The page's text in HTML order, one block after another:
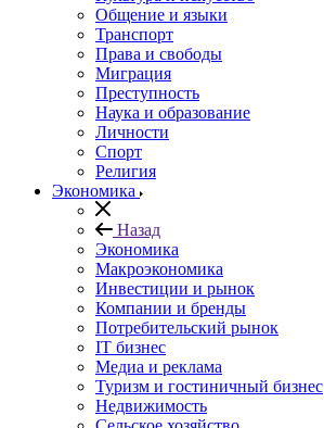
Общение и языки
Транспорт
Права и свободы
Миграция
Преступность
Наука и образование
Личности
Спорт
Религия
Экономика
Назад
Экономика
Макроэкономика
Инвестиции и рынок
Компании и бренды
Потребительский рынок
IT бизнес
Медиа и реклама
Туризм и гостиничный бизнес
Недвижимость